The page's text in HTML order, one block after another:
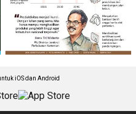
iOS dan Android